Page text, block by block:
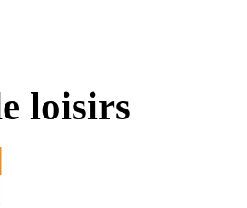
loisirs